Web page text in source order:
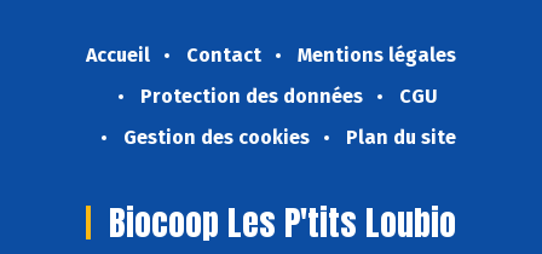
Accueil Contact
Mentions légales
Protection des données
CGU
Gestion des cookies
Plan du site
Biocoop Les P'tits Loubio